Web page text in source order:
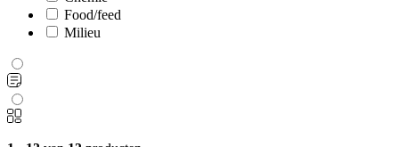
Food/feed
Milieu